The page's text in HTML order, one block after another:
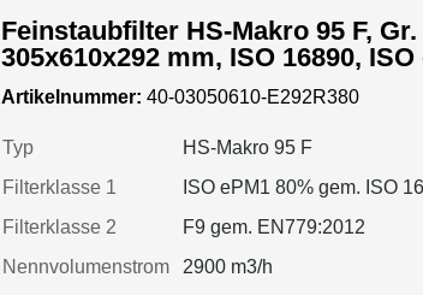
Feinstaubfilter HS-Makro 95 F, Gr.
305x610x292 mm, ISO 16890, ISO
Rahmen: verzinkter Stahl, Dichtung:
geschäumt
Artikelnummer: 40-03050610-E292R380
Typ
HS-Makro 95 F
Filterklasse 1
ISO ePM1 80% gem. ISO
Filterklasse 2
F9 gem. EN779:2012
Nennvolumenstrom
2900 m3/h